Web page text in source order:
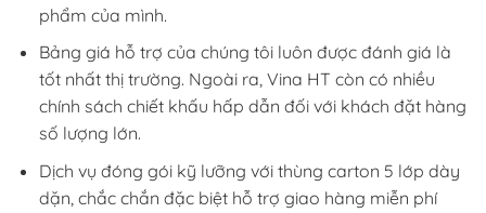
phẩm của mình.
Bảng giá hỗ trợ của chúng tôi luôn được đánh giá là
tốt nhất thị trường. Ngoài ra, Vina HT còn có nhiều
chính sách chiết khấu hấp dẫn đối với khách đặt hàng
số lượng lớn.
Dịch vụ đóng gói kỹ lưỡng với thùng carton 5 lớp dày
dặn, chắc chắn đặc biệt hỗ trợ giao hàng miễn phí